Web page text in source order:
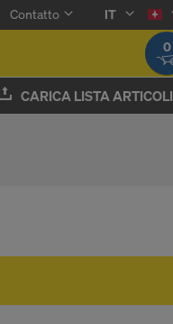
Contatto
IT
0
CARICA LISTA ARTICOLI